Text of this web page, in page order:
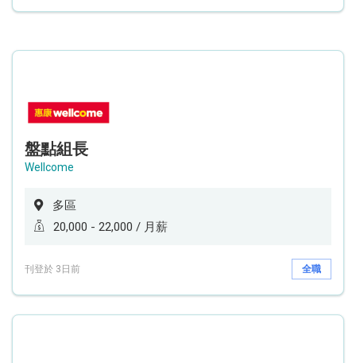
盤點組長
Wellcome
多區
20,000 - 22,000 / 月薪
刊登於 3日前 全職